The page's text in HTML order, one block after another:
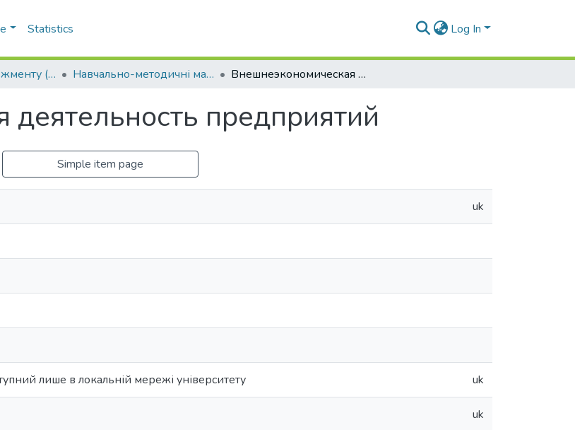
Statistics Log In
Кафедра менеджменту (КМ) Навчально-методичні матеріали (КМ) Внешнеэкономическая деятельность предприятий
предприятий
Simple item page
uk
лише в локальній мережі університету uk
uk